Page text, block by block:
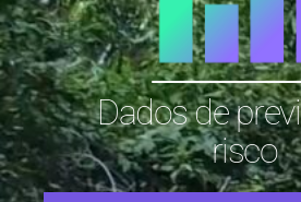
Dados de
risco